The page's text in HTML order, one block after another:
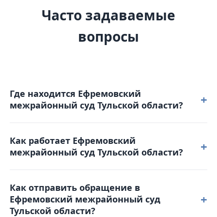
Часто задаваемые
вопросы
Где находится Ефремовский
межрайонный суд Тульской области?
+
расположен по адресу: 301840, Тульская область,
г. Ефремов, ул. Свердлова, д. 99.
Как работает Ефремовский
межрайонный суд Тульской области?
+
30 пятница: с 8-30 до 16-00. Обеденный перерыв с
13-00 до 13-42. Выходные дни: суббота,
Как отправить обращение в
Ефремовский межрайонный суд
Тульской области?
+